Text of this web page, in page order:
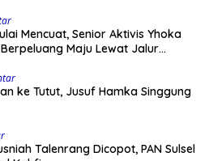
Mencuat, Senior Aktivis Yhoka
Maju Lewat Jalur
ke Tutut, Jusuf Hamka Singgung
Talenrang Dicopot, PAN Sulsel